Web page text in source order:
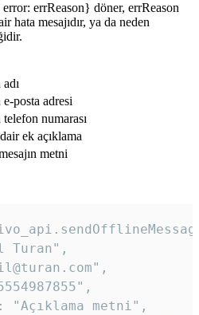
errReason} döner, errReason
hata mesajıdır, ya da neden
posta adresi
numarası
ek açıklama
metni
Turan",
"Açıklama metni",